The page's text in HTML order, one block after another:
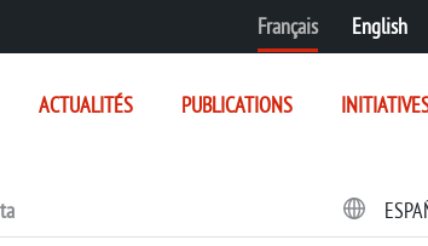
Français English
ACTUALITÉS PUBLICATIONS